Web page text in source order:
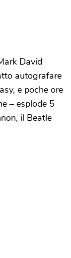
David
autografare
e poche ore
– esplode 5
il Beatle